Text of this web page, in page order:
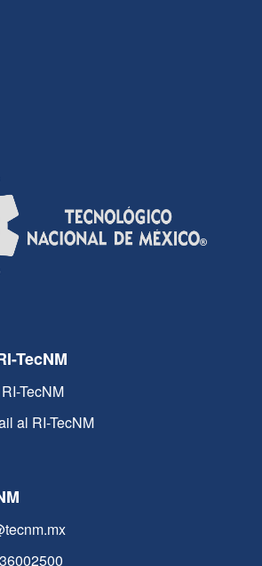
TecNM
TecNM
al RI-TecNM